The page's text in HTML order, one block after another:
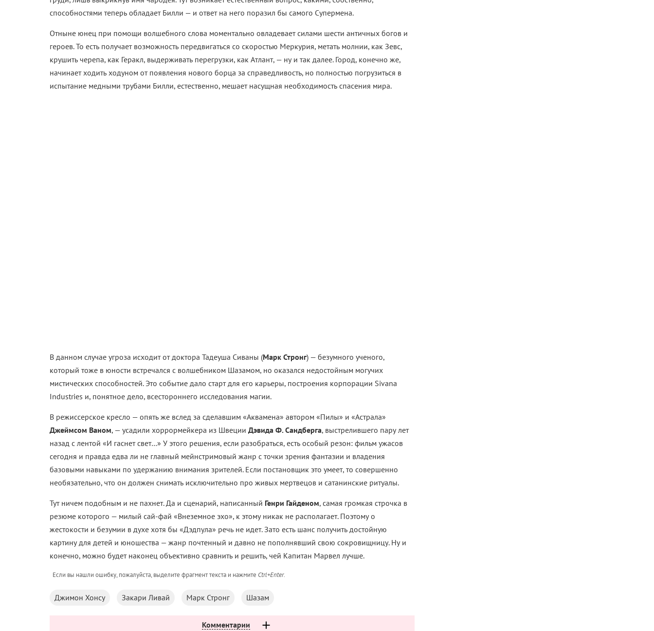
способностями теперь обладает Билли — и ответ на него поразил бы самого Супермена.
Отныне юнец при помощи волшебного слова моментально овладевает силами шести античных богов и
героев. То есть получает возможность передвигаться со скоростью Меркурия, метать молнии, как Зевс,
крушить черепа, как Геракл, выдерживать перегрузки, как Атлант, — ну и так далее. Город, конечно же,
начинает ходить ходуном от появления нового борца за справедливость, но полностью погрузиться в
испытание медными трубами Билли, естественно, мешает насущная необходимость спасения мира.
В данном случае угроза исходит от доктора Тадеуша Сиваны (Марк Стронг) — безумного ученого,
который тоже в юности встречался с волшебником Шазамом, но оказался недостойным могучих
мистических способностей. Это событие дало старт для его карьеры, построения корпорации Sivana
Industries и, понятное дело, всестороннего исследования магии.
В режиссерское кресло — опять же вслед за сделавшим «Аквамена» автором «Пилы» и «Астрала»
Джеймсом Ваном, — усадили хоррормейкера из Швеции Дэвида Ф. Сандберга, выстрелившего пару лет
назад с лентой «И гаснет свет…» У этого решения, если разобраться, есть особый резон: фильм ужасов
сегодня и правда едва ли не главный мейнстримовый жанр с точки зрения фантазии и владения
базовыми навыками по удержанию внимания зрителей. Если постановщик это умеет, то совершенно
необязательно, что он должен снимать исключительно про живых мертвецов и сатанинские ритуалы.
Тут ничем подобным и не пахнет. Да и сценарий, написанный Генри Гайденом, самая громкая строчка в
резюме которого — милый сай-фай «Внеземное эхо», к этому никак не располагает. Поэтому о
жестокости и безумии в духе хотя бы «Дэдпула» речь не идет. Зато есть шанс получить достойную
картину для детей и юношества — жанр почтенный и давно не пополнявший свою сокровищницу. Ну и
конечно, можно будет наконец объективно сравнить и решить, чей Капитан Марвел лучше.
Если вы нашли ошибку, пожалуйста, выделите фрагмент текста и нажмите Ctrl+Enter.
Джимон Хонсу Закари Ливай Марк Стронг Шазам
Комментарии